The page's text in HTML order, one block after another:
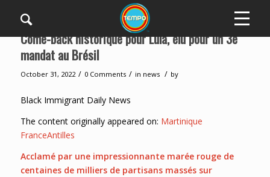
Come-back historique pour Lula, élu pour un 3e
mandat au Brésil
October 31, 2022 / 0 Comments / in news / by
Black Immigrant Daily News
The content originally appeared on: Martinique
FranceAntilles
Acclamé par une impressionnante marée rouge de
centaines de milliers de partisans massés sur